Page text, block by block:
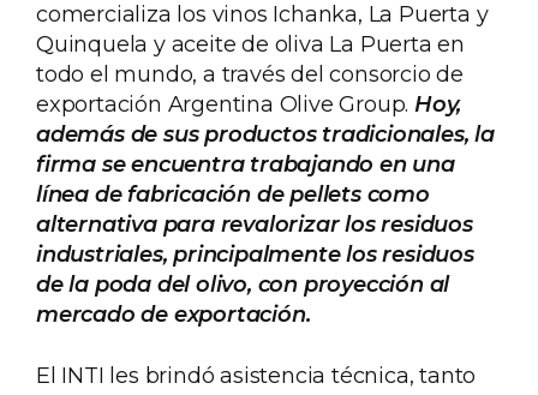
comercializa los vinos Ichanka, La Puerta y
Quinquela y aceite de oliva La Puerta en
todo el mundo, a través del consorcio de
exportación Argentina Olive Group. Hoy,
además de sus productos tradicionales, la
firma se encuentra trabajando en una
línea de fabricación de pellets como
alternativa para revalorizar los residuos
industriales, principalmente los residuos
de la poda del olivo, con proyección al
mercado de exportación.
El INTI les brindó asistencia técnica, tanto